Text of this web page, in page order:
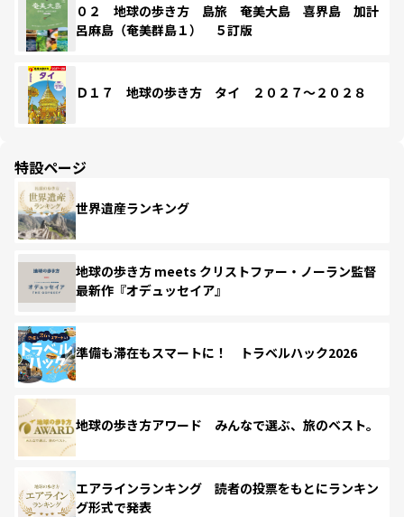
０２ 地球の歩き方 島旅 奄美大島 喜界島 加計
呂麻島（奄美群島１） ５訂版
Ｄ１７ 地球の歩き方 タイ ２０２７～２０２８
特設ページ
世界遺産ランキング
地球の歩き方 meets クリストファー・ノーラン監督
最新作『オデュッセイア』
準備も滞在もスマートに！ トラベルハック2026
地球の歩き方アワード みんなで選ぶ、旅のベスト。
エアラインランキング 読者の投票をもとにランキン
グ形式で発表